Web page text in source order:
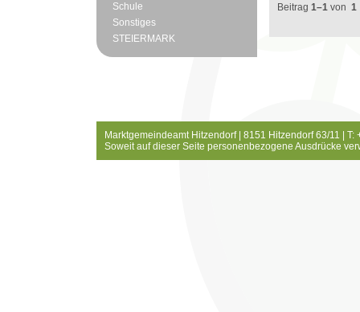
Schule
Sonstiges
STEIERMARK
Beitrag 1–1 von 1
Marktgemeindeamt Hitzendorf | 8151 Hitzendorf 63/11 |
Soweit auf dieser Seite personenbezogene Ausdrücke